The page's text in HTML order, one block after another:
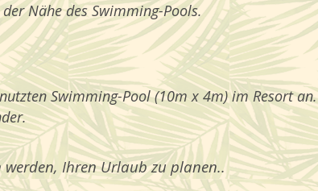
Nähe des Swimming-Pools.
Swimming-Pool (10m x 4m) im Resort an.
werden, Ihren Urlaub zu planen..